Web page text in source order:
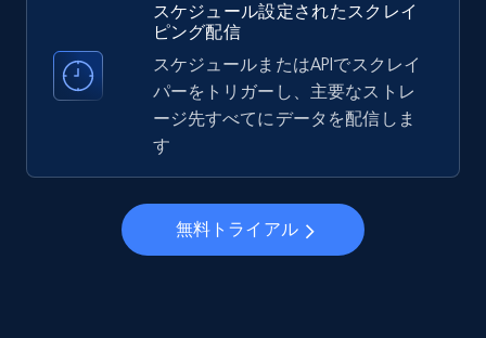
Account, Fbid, ID, Followers, Posts count, Is
business account, Is professional account, Is
verified, and more.
3.4K+ 無料トライアル
Crunchbase companies information
スケジュール設定されたスクレイ
ピング配信
スケジュールまたはAPIでスクレイ
パーをトリガーし、主要なストレ
ージ先すべてにデータを配信しま
す
無料トライアル